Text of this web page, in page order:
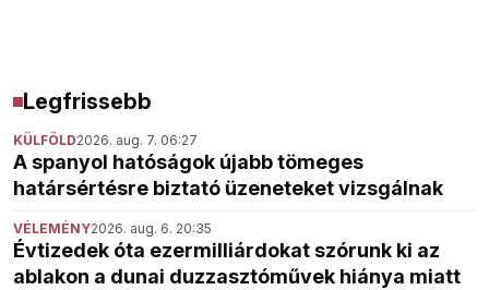
Legfrissebb
KÜLFÖLD2026. aug. 7. 06:27
A spanyol hatóságok újabb tömeges
határsértésre biztató üzeneteket vizsgálnak
VÉLEMÉNY2026. aug. 6. 20:35
Évtizedek óta ezermilliárdokat szórunk ki az
ablakon a dunai duzzasztóművek hiánya miatt